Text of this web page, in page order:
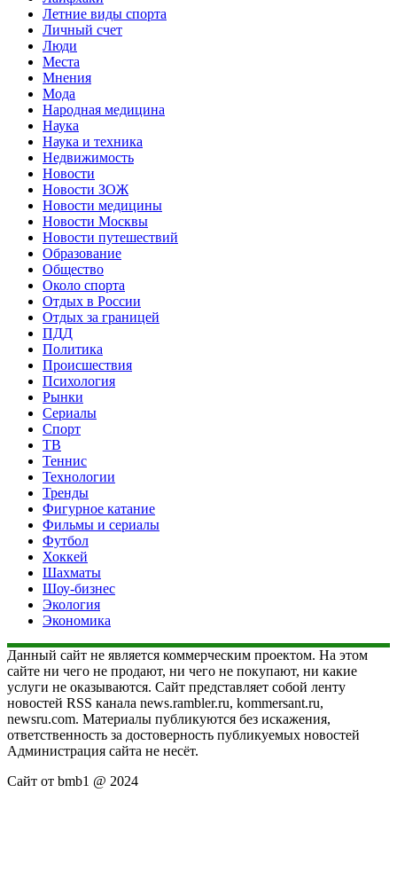
Летние виды спорта
Личный счет
Люди
Места
Мнения
Мода
Народная медицина
Наука
Наука и техника
Недвижимость
Новости
Новости ЗОЖ
Новости медицины
Новости Москвы
Новости путешествий
Образование
Общество
Около спорта
Отдых в России
Отдых за границей
ПДД
Политика
Происшествия
Психология
Рынки
Сериалы
Спорт
ТВ
Теннис
Технологии
Тренды
Фигурное катание
Фильмы и сериалы
Футбол
Хоккей
Шахматы
Шоу-бизнес
Экология
Экономика
Данный сайт не является коммерческим проектом. На этом
сайте ни чего не продают, ни чего не покупают, ни какие
услуги не оказываются. Сайт представляет собой ленту
новостей RSS канала news.rambler.ru, kommersant.ru,
newsru.com. Материалы публикуются без искажения,
ответственность за достоверность публикуемых новостей
Администрация сайта не несёт.
Сайт от bmb1 @ 2024